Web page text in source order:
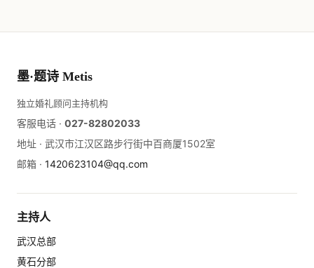
墨·题诗 Metis
独立婚礼顾问主持机构
客服电话 · 027-82802033
地址 · 武汉市江汉区路步行街中百商厦1502室
邮箱 · 1420623104@qq.com
主持人
武汉总部
黄石分部